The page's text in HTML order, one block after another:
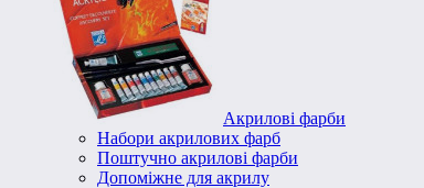
Акрилові фарби
Набори акрилових фарб
Поштучно акрилові фарби
Допоміжне для акрилу